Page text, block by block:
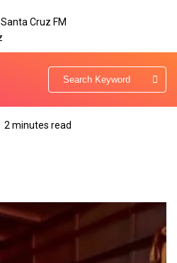
2 minutes read